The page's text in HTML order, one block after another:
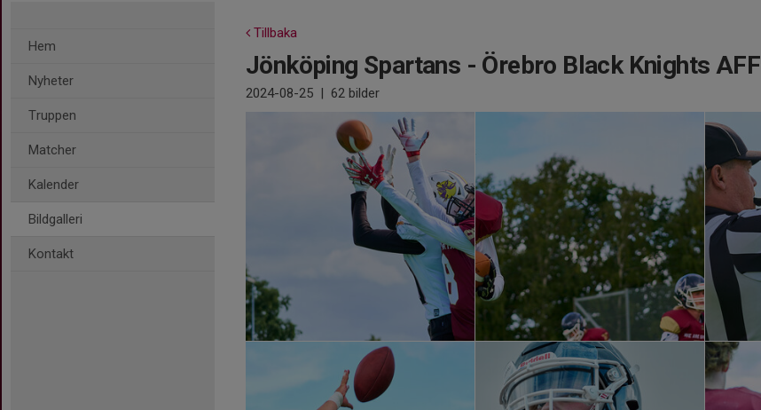
Hem
Nyheter
Truppen
Matcher
Kalender
Bildgalleri
Kontakt
Tillbaka
Jönköping Spartans - Örebro Black Knights AFF
2024-08-25 | 62 bilder